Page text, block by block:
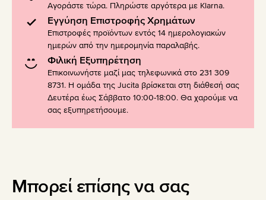
Αγοράστε τώρα. Πληρώστε αργότερα με Klarna.
Εγγύηση Επιστροφής Χρημάτων
Επιστροφές προϊόντων εντός 14 ημερολογιακών
ημερών από την ημερομηνία παραλαβής.
Φιλική Εξυπηρέτηση
Επικοινωνήστε μαζί μας τηλεφωνικά στο 231 309
8731. Η ομάδα της Jucita βρίσκεται στη διάθεσή σας
Δευτέρα έως Σάββατο 10:00-18:00. Θα χαρούμε να
σας εξυπηρετήσουμε.
Μπορεί επίσης να σας